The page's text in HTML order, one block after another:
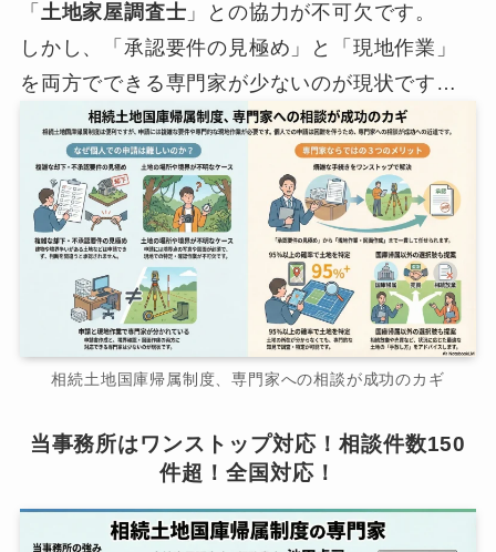
「 土地家屋調査士 」との協力が不可欠です。
しかし、「承認要件の見極め」と「現地作業」
を両方でできる専門家が少ないのが現状です…
相続土地国庫帰属制度、専門家への相談が成功のカギ
当事務所はワンストップ対応！相談件数150
件超！全国対応！